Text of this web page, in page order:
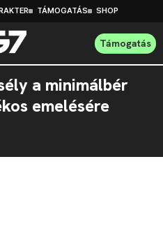
TÁMOGATÁS SHOP
Támogatás
a minimálbér
emelésére